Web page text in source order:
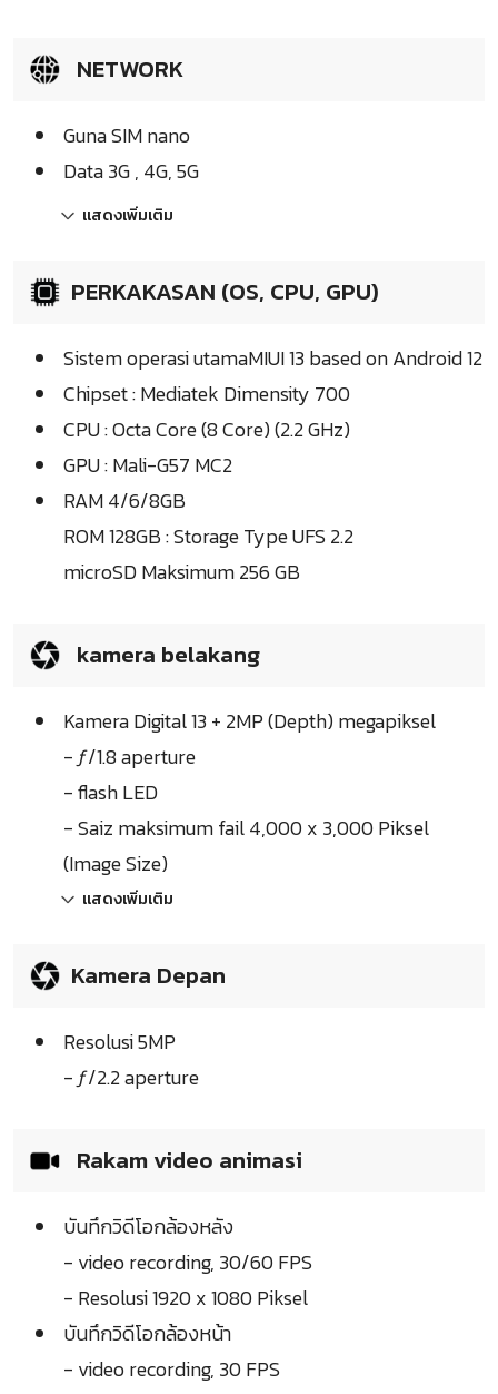
NETWORK
Guna SIM nano
Data 3G , 4G, 5G
แสดงเพิ่มเติม
PERKAKASAN (OS, CPU, GPU)
Sistem operasi utamaMIUI 13 based on Android 12
Chipset : Mediatek Dimensity 700
CPU : Octa Core (8 Core) (2.2 GHz)
GPU : Mali-G57 MC2
RAM 4/6/8GB
ROM 128GB : Storage Type UFS 2.2
microSD Maksimum 256 GB
kamera belakang
Kamera Digital 13 + 2MP (Depth) megapiksel
- ƒ/1.8 aperture
- flash LED
- Saiz maksimum fail 4,000 x 3,000 Piksel
(Image Size)
แสดงเพิ่มเติม
Kamera Depan
Resolusi 5MP
- ƒ/2.2 aperture
Rakam video animasi
บันทึกวิดีโอกล้องหลัง
- video recording, 30/60 FPS
- Resolusi 1920 x 1080 Piksel
บันทึกวิดีโอกล้องหน้า
- video recording, 30 FPS